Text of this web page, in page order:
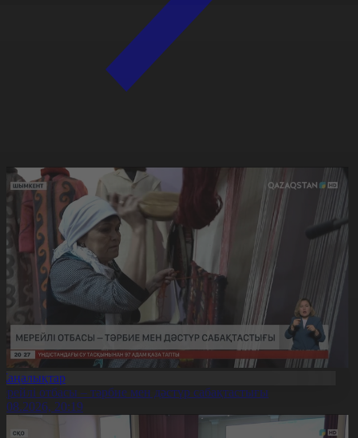
отбасы – тәрбие мен дәстүр сабақтастығы
20:19